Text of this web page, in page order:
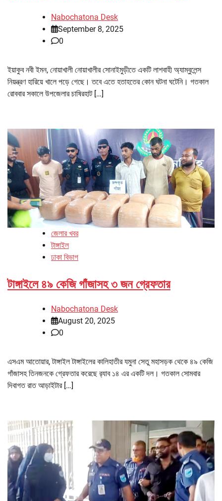
Nabochatona Desk
September 8, 2025
0
ইয়াকুব নবী ইমন, নোয়াখালী নোয়াখালীর সোনাইমুড়ীতে একটি লাশবাহী অ্যাম্বুলেন্স
নিয়ন্ত্রণ হারিয়ে খালে পড়ে গেছে। তবে এতে হতাহতের কোন ঘটনা ঘটেনি। গতকাল
রোববার সকালে উপজেলার চাষিরহাট […]
জেলার খবর
টাঙ্গাইল
ঢাকা বিভাগ
টাঙ্গাইলে ৪৯ কেজি গাঁজাসহ ৩ জন গ্রেফতার
Nabochatona Desk
August 20, 2025
0
এসএম আতোয়ার, টাঙ্গাইল টাঙ্গাইলের কালিহাতীর যমুনা সেতু মহাসড়ক থেকে ৪৯ কেজি
গাঁজাসহ তিনজনকে গ্রেফতার করেছে র‌্যাব ১৪ এর একটি দল। গতকাল সোমবার
দিবাগত রাত আড়াইটার […]